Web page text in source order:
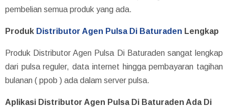
pembelian semua produk yang ada.
Produk Distributor Agen Pulsa Di Baturaden Lengkap
Produk Distributor Agen Pulsa Di Baturaden sangat lengkap
dari pulsa reguler, data internet hingga pembayaran tagihan
bulanan ( ppob ) ada dalam server pulsa.
Aplikasi Distributor Agen Pulsa Di Baturaden Ada Di